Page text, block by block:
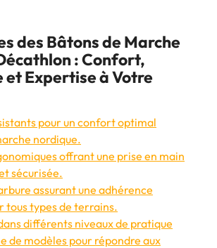
des Bâtons de Marche
: Confort,
et Expertise à Votre
pour un confort optimal
nordique.
offrant une prise en main
sécurisée.
assurant une adhérence
tous types de terrains.
différents niveaux de pratique
de modèles pour répondre aux